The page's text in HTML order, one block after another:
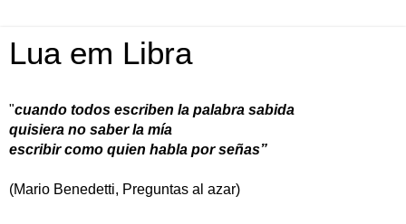
Lua em Libra
"cuando todos escriben la palabra sabida
quisiera no saber la mía
escribir como quien habla por señas”
(Mario Benedetti, Preguntas al azar)